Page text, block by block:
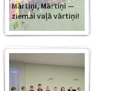
Mārtiņi, Mārtiņi —
ziemai vaļā vārtiņi!